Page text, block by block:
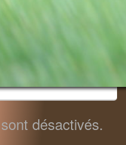
désactivés.